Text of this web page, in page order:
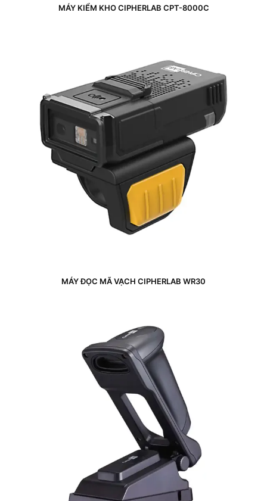
MÁY KIỂM KHO CIPHERLAB CPT-8000C
MÁY ĐỌC MÃ VẠCH CIPHERLAB WR30